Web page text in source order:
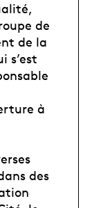
de
de la
s’est
à
des